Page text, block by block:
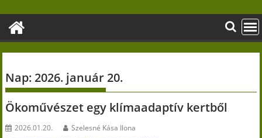
content
Nap: 2026. január 20.
Ökoművészet egy klímaadaptív kertből
2026.01.20. Szelesné Kása Ilona